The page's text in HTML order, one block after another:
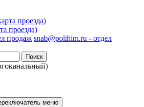
проезда)
проезда)
продаж snab@polihim.ru - отдел
Поиск
меню